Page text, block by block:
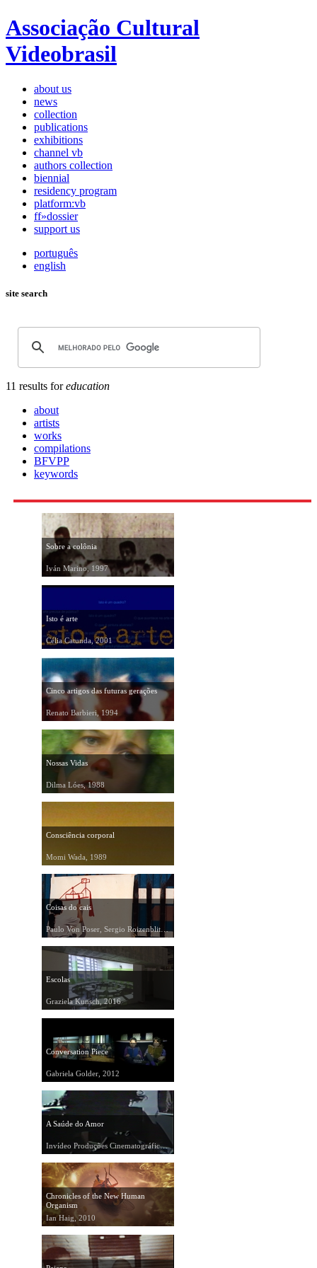
Associação Cultural
Videobrasil
about us
news
collection
publications
exhibitions
channel vb
authors collection
biennial
residency program
platform:vb
ff»dossier
support us
português
english
site search
11 results foreducation
about
artists
works
compilations
BFVPP
keywords
Sobre a colônia
Iván Marino, 1997
Isto é arte
Célia Catunda, 2001
Cinco artigos das futuras gerações
Renato Barbieri, 1994
Nossas Vidas
Dilma Lóes, 1988
Consciência corporal
Momi Wada, 1989
Coisas do cais
Escolas
Graziela Kunsch, 2016
Conversation Piece
Gabriela Golder, 2012
A Saúde do Amor
Invídeo Produções Cinematográficas, 1986
Chronicles of the New Human
Organism
Ian Haig, 2010